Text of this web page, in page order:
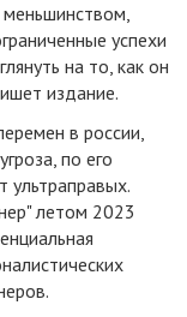
успехи
на то, как он
издание.
в россии,
по его
ультраправых.
летом 2023